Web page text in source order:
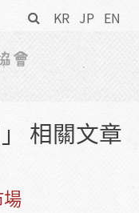
KR JP EN
搜
尋
表
相關文章